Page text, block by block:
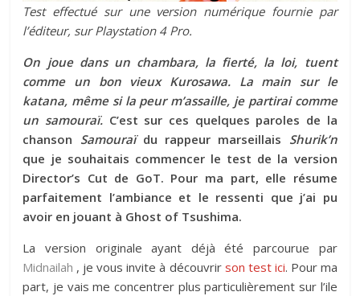
Test effectué sur une version numérique fournie par
l’éditeur, sur Playstation 4 Pro.
On joue dans un chambara, la fierté, la loi, tuent
comme un bon vieux Kurosawa. La main sur le
katana, même si la peur m’assaille, je partirai comme
un samouraï. C’est sur ces quelques paroles de la
chanson Samouraïdu rappeur marseillais Shurik’n
que je souhaitais commencer le test de la version
Director’s Cut de GoT. Pour ma part, elle résume
parfaitement l’ambiance et le ressenti que j’ai pu
avoir en jouant à Ghost of Tsushima.
La version originale ayant déjà été parcourue par
Midnailah , je vous invite à découvrir son test ici. Pour ma
part, je vais me concentrer plus particulièrement sur l’ile